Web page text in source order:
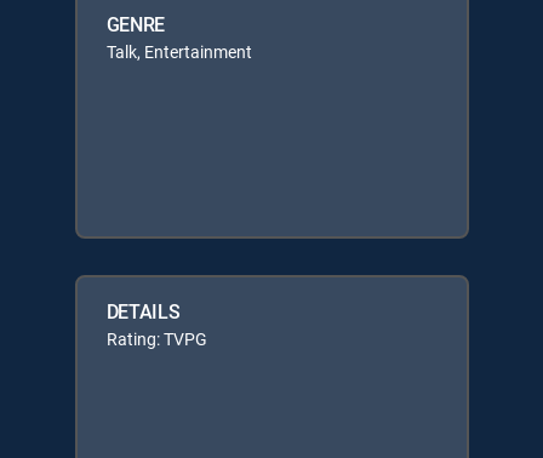
GENRE
Talk, Entertainment
DETAILS
Rating: TVPG